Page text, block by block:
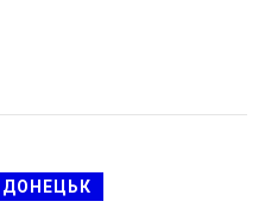
ДОНЕЦЬК